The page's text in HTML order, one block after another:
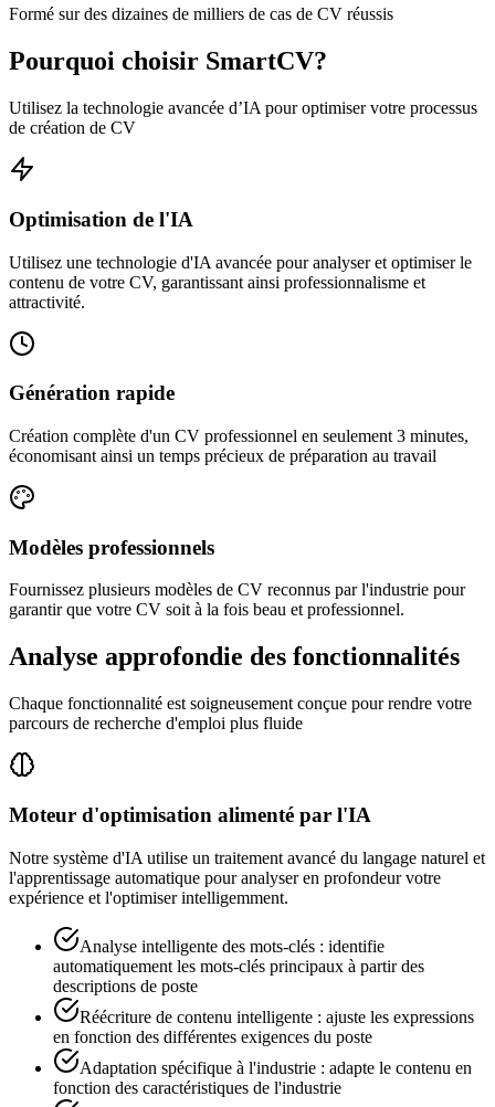
Formé sur des dizaines de milliers de cas de CV réussis
Pourquoi choisir SmartCV?
Utilisez la technologie avancée d’IA pour optimiser votre processus
de création de CV
Optimisation de l'IA
Utilisez une technologie d'IA avancée pour analyser et optimiser le
contenu de votre CV, garantissant ainsi professionnalisme et
attractivité.
Génération rapide
Création complète d'un CV professionnel en seulement 3 minutes,
économisant ainsi un temps précieux de préparation au travail
Modèles professionnels
Fournissez plusieurs modèles de CV reconnus par l'industrie pour
garantir que votre CV soit à la fois beau et professionnel.
Analyse approfondie des fonctionnalités
Chaque fonctionnalité est soigneusement conçue pour rendre votre
parcours de recherche d'emploi plus fluide
Moteur d'optimisation alimenté par l'IA
Notre système d'IA utilise un traitement avancé du langage naturel et
l'apprentissage automatique pour analyser en profondeur votre
expérience et l'optimiser intelligemment.
Analyse intelligente des mots-clés : identifie
automatiquement les mots-clés principaux à partir des
descriptions de poste
Réécriture de contenu intelligente : ajuste les expressions
en fonction des différentes exigences du poste
Adaptation spécifique à l'industrie : adapte le contenu en
fonction des caractéristiques de l'industrie